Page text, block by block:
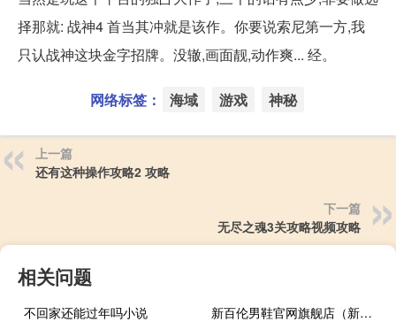
择那就: 战神4 首当其冲就是该作。你要说索尼第一方,我
只认战神这块金字招牌。没辙,画面靓,动作爽... 经。
网络标签： 海域 游戏 神秘
上一篇
还有这种操作攻略2 攻略
下一篇
无尽之魂3关攻略视频攻略
相关问题
不回家还能过年吗小说
新百伦男鞋官网旗舰店（新百伦官网旗舰店天猫）